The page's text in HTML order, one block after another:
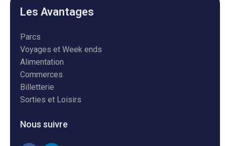
Les Avantages
Parcs
Voyages et Week ends
Alimentation
Commerces
Billetterie
Sorties et Loisirs
Nous suivre